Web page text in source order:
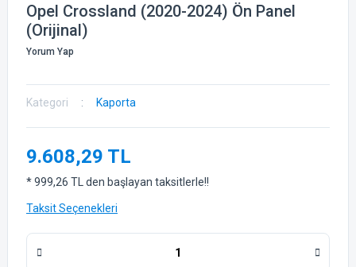
Opel Crossland (2020-2024) Ön Panel
(Orijinal)
Yorum Yap
Kategori Kaporta
9.608,29 TL
* 999,26 TL den başlayan taksitlerle!!
Taksit Seçenekleri